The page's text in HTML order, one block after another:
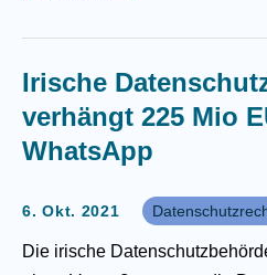
Irische
verhängt 225 Mio
WhatsApp
6. Okt. 2021
Die irische